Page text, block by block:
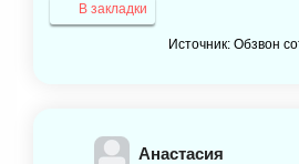
В закладки
Источник: Обзвон
Анастасия